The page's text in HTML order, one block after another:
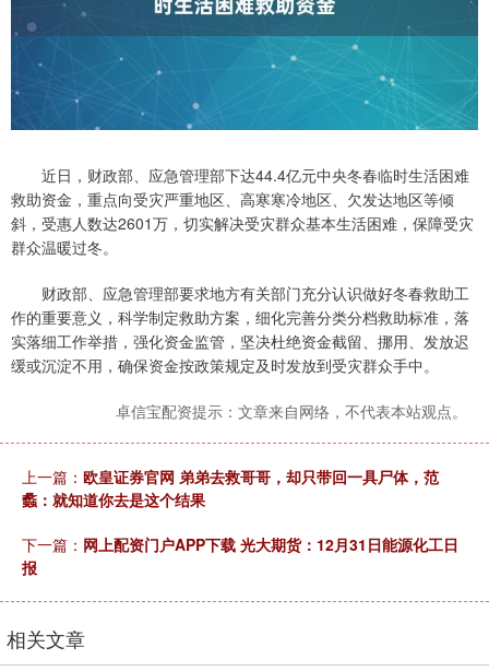
近日，财政部、应急管理部下达44.4亿元中央冬春临时生活困难
救助资金，重点向受灾严重地区、高寒寒冷地区、欠发达地区等倾
斜，受惠人数达2601万，切实解决受灾群众基本生活困难，保障受灾
群众温暖过冬。
财政部、应急管理部要求地方有关部门充分认识做好冬春救助工
作的重要意义，科学制定救助方案，细化完善分类分档救助标准，落
实落细工作举措，强化资金监管，坚决杜绝资金截留、挪用、发放迟
缓或沉淀不用，确保资金按政策规定及时发放到受灾群众手中。
卓信宝配资提示：文章来自网络，不代表本站观点。
上一篇： 欧皇证券官网 弟弟去救哥哥，却只带回一具尸体，范
蠡：就知道你去是这个结果
下一篇： 网上配资门户APP下载 光大期货：12月31日能源化工日
报
相关文章